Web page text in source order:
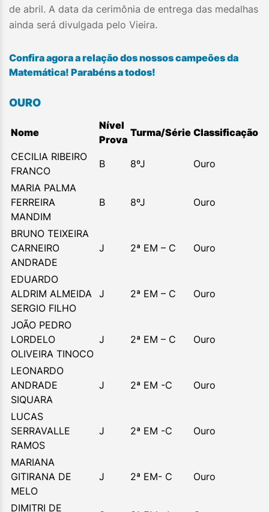
de abril. A data da cerimônia de entrega das medalhas
ainda será divulgada pelo Vieira.
Confira agora a relação dos nossos campeões da
Matemática! Parabéns a todos!
OURO
Nome
Nível
Prova
Turma/Série Classificação
CECILIA RIBEIRO
FRANCO
B 8ºJ
Ouro
MARIA PALMA
FERREIRA
MANDIM
B 8ºJ Ouro
BRUNO TEIXEIRA
CARNEIRO
ANDRADE
J 2ª EM – C Ouro
EDUARDO
ALDRIM ALMEIDA
SERGIO FILHO
J 2ª EM – C Ouro
JOÃO PEDRO
LORDELO
OLIVEIRA TINOCO
J 2ª EM – C Ouro
LEONARDO
ANDRADE
SIQUARA
J 2ª EM -C Ouro
LUCAS
SERRAVALLE
RAMOS
J 2ª EM -C Ouro
MARIANA
GITIRANA DE
MELO
J 2ª EM- C Ouro
DIMITRI DE